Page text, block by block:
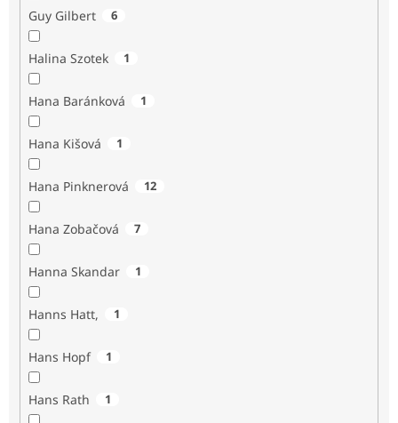
Guy Gilbert 6
Halina Szotek 1
Hana Baránková 1
Hana Kišová 1
Hana Pinknerová 12
Hana Zobačová 7
Hanna Skandar 1
Hanns Hatt, 1
Hans Hopf 1
Hans Rath 1